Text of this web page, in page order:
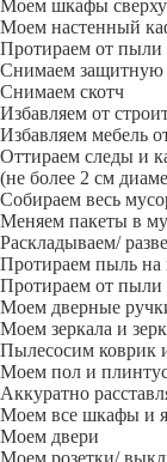
Моем шкафы сверху
Моем настенный
Протираем от пыли
Снимаем защитную
Снимаем скотч
Избавляем от
Избавляем мебель
Оттираем следы и
(не более 2 см
Собираем весь
Меняем пакеты в
Раскладываем/
Протираем пыль на
Протираем от пыли
Моем дверные
Моем зеркала и
Пылесосим коврик
Моем пол и
Аккуратно
Моем все шкафы и
Моем двери
Моем розетки/